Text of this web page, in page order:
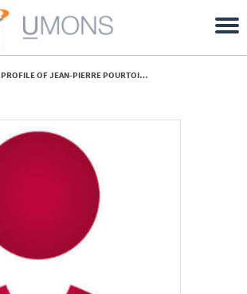
PROFILE OF JEAN-PIERRE POURTOIS (UMONS)